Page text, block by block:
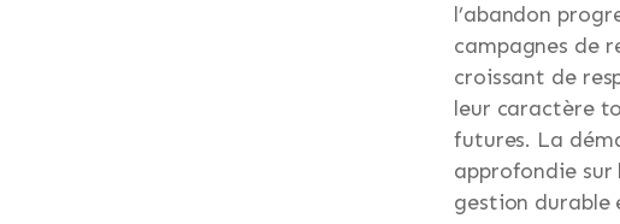
l’abandon
campagnes de
croissant de
leur caractère
futures. La
approfondie
gestion durable